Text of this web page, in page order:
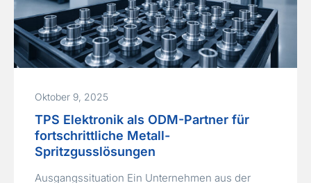
Oktober 9, 2025
TPS Elektronik als ODM-Partner für
fortschrittliche Metall-
Spritzgusslösungen
Ausgangssituation Ein Unternehmen aus der